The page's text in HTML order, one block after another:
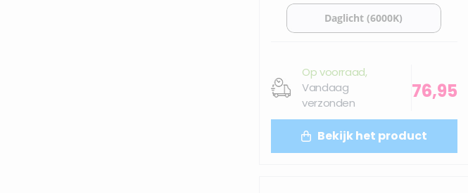
Op voorraad,
Vandaag
verzonden
76,95
Bekijk het product